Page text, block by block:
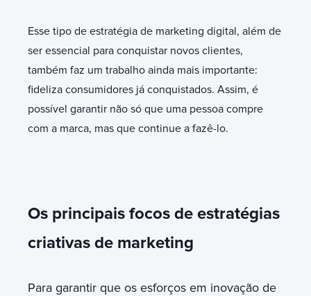
Esse tipo de estratégia de marketing digital, além de
ser essencial para conquistar novos clientes,
também faz um trabalho ainda mais importante:
fideliza consumidores já conquistados. Assim, é
possível garantir não só que uma pessoa compre
com a marca, mas que continue a fazê-lo.
Os principais focos de estratégias
criativas de marketing
Para garantir que os esforços em inovação de